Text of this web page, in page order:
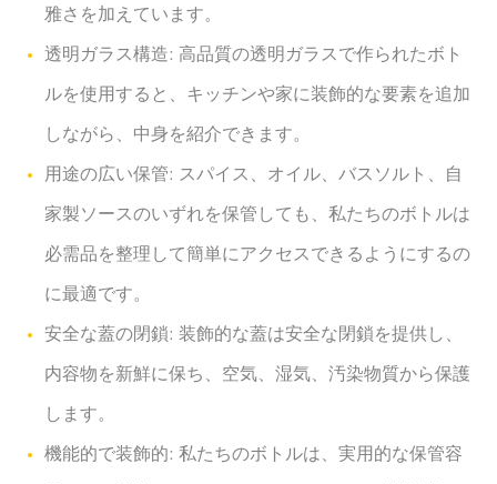
雅さを加えています。
透明ガラス構造: 高品質の透明ガラスで作られたボト
ルを使用すると、キッチンや家に装飾的な要素を追加
しながら、中身を紹介できます。
用途の広い保管: スパイス、オイル、バスソルト、自
家製ソースのいずれを保管しても、私たちのボトルは
必需品を整理して簡単にアクセスできるようにするの
に最適です。
安全な蓋の閉鎖: 装飾的な蓋は安全な閉鎖を提供し、
内容物を新鮮に保ち、空気、湿気、汚染物質から保護
します。
機能的で装飾的: 私たちのボトルは、実用的な保管容